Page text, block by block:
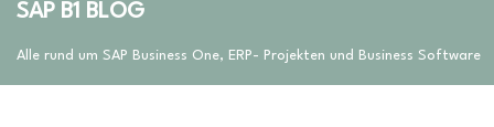
SAP B1 BLOG
Alle rund um SAP Business One, ERP- Projekten und Business Software